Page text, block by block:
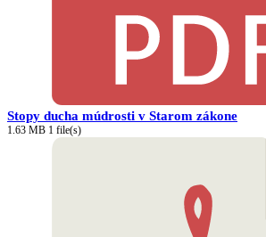
Stopy ducha múdrosti v Starom zákone
1.63 MB 1 file(s)